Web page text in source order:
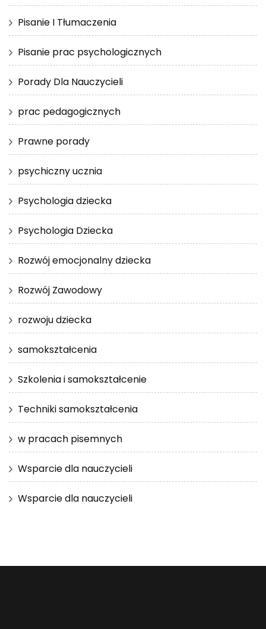
Pisanie I Tłumaczenia
Pisanie prac psychologicznych
Porady Dla Nauczycieli
prac pedagogicznych
Prawne porady
psychiczny ucznia
Psychologia dziecka
Psychologia Dziecka
Rozwój emocjonalny dziecka
Rozwój Zawodowy
rozwoju dziecka
samokształcenia
Szkolenia i samokształcenie
Techniki samokształcenia
w pracach pisemnych
Wsparcie dla nauczycieli
Wsparcie dla nauczycieli